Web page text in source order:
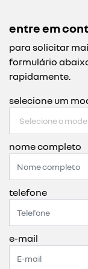
entre em
para solicitar
formulário
rapidamente.
selecione um
nome completo
telefone
e-mail